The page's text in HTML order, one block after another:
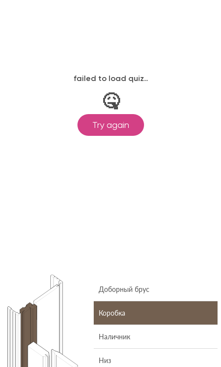
Доборный брус
Коробка
Наличник
Низ